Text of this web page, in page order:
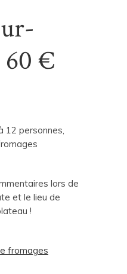
60 €
12 personnes,
lors de
et le lieu de
!
fromages